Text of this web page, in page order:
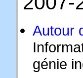
Autour
génie